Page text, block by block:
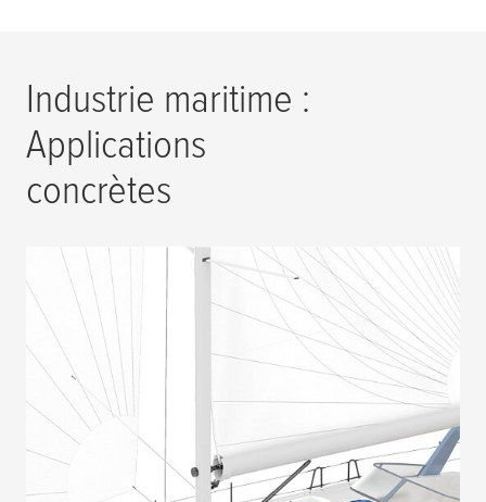
Industrie maritime :
Applications
concrètes